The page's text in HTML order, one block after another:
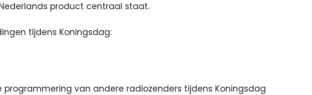
product centraal staat.
tijdens Koningsdag:
programmering van andere radiozenders tijdens Koningsdag